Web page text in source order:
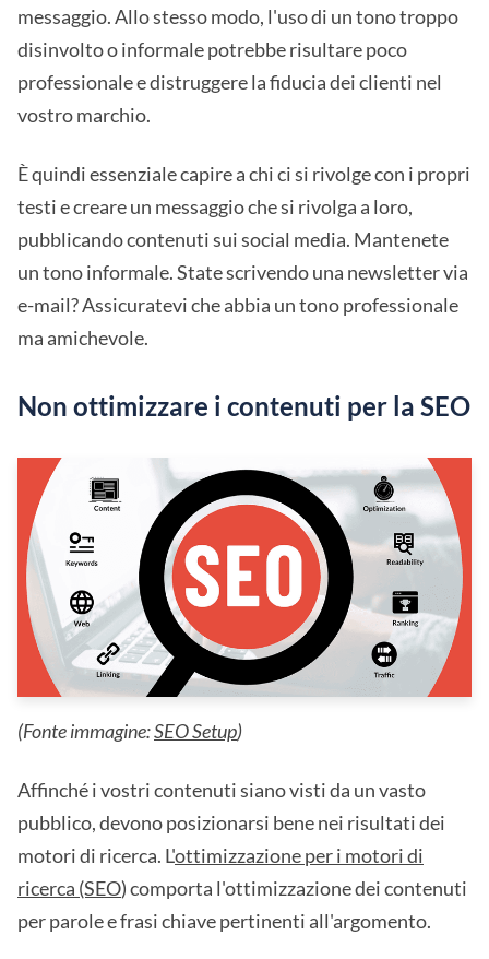
messaggio. Allo stesso modo, l'uso di un tono troppo
disinvolto o informale potrebbe risultare poco
professionale e distruggere la fiducia dei clienti nel
vostro marchio.
È quindi essenziale capire a chi ci si rivolge con i propri
testi e creare un messaggio che si rivolga a loro,
pubblicando contenuti sui social media. Mantenete
un tono informale. State scrivendo una newsletter via
e-mail? Assicuratevi che abbia un tono professionale
ma amichevole.
Non ottimizzare i contenuti per la SEO
(Fonte immagine:SEO Setup)
Affinché i vostri contenuti siano visti da un vasto
pubblico, devono posizionarsi bene nei risultati dei
motori di ricerca. L'ottimizzazione per i motori di
ricerca (SEO) comporta l'ottimizzazione dei contenuti
per parole e frasi chiave pertinenti all'argomento.